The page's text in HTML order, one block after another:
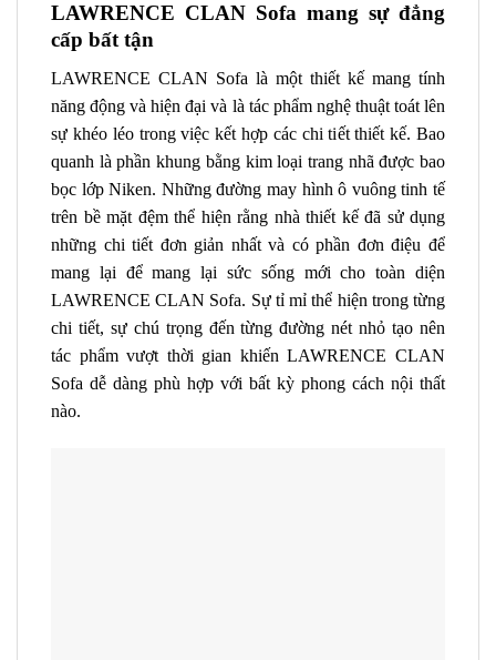
LAWRENCE CLAN Sofa mang sự đẳng
cấp bất tận
LAWRENCE CLAN Sofa là một thiết kế mang tính
năng động và hiện đại và là tác phẩm nghệ thuật toát lên
sự khéo léo trong việc kết hợp các chi tiết thiết kế. Bao
quanh là phần khung bằng kim loại trang nhã được bao
bọc lớp Niken. Những đường may hình ô vuông tinh tế
trên bề mặt đệm thể hiện rằng nhà thiết kế đã sử dụng
những chi tiết đơn giản nhất và có phần đơn điệu để
mang lại để mang lại sức sống mới cho toàn diện
LAWRENCE CLAN Sofa. Sự tỉ mỉ thể hiện trong từng
chi tiết, sự chú trọng đến từng đường nét nhỏ tạo nên
tác phẩm vượt thời gian khiếnLAWRENCE CLAN
Sofa dễ dàng phù hợp với bất kỳ phong cách nội thất
nào.